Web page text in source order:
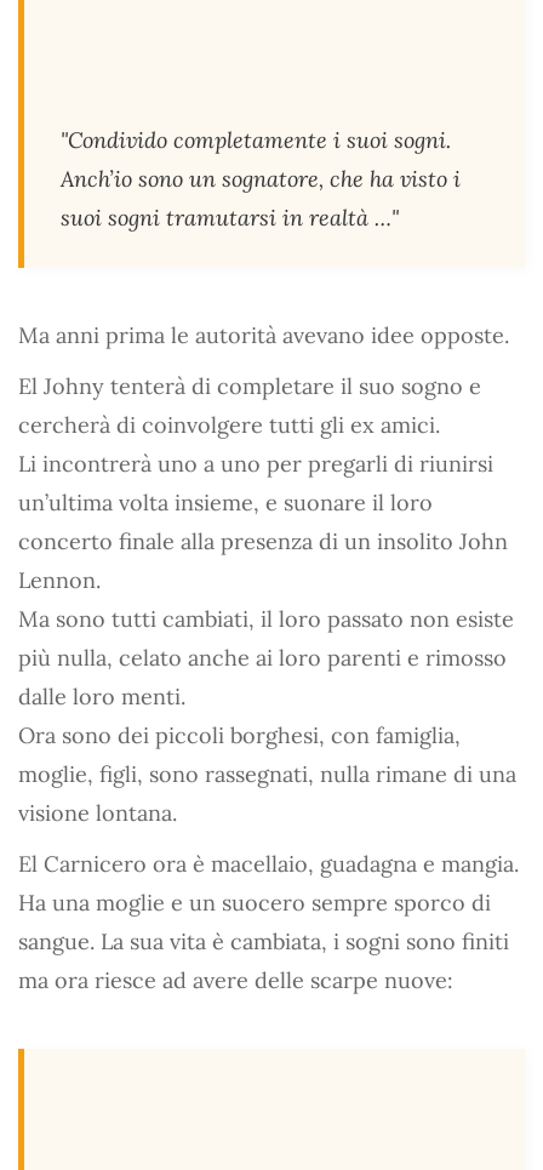
"Condivido completamente i suoi sogni.
Anch’io sono un sognatore, che ha visto i
suoi sogni tramutarsi in realtà …"
Ma anni prima le autorità avevano idee opposte.
El Johny tenterà di completare il suo sogno e
cercherà di coinvolgere tutti gli ex amici.
Li incontrerà uno a uno per pregarli di riunirsi
un’ultima volta insieme, e suonare il loro
concerto finale alla presenza di un insolito John
Lennon.
Ma sono tutti cambiati, il loro passato non esiste
più nulla, celato anche ai loro parenti e rimosso
dalle loro menti.
Ora sono dei piccoli borghesi, con famiglia,
moglie, figli, sono rassegnati, nulla rimane di una
visione lontana.
El Carnicero ora è macellaio, guadagna e mangia.
Ha una moglie e un suocero sempre sporco di
sangue. La sua vita è cambiata, i sogni sono finiti
ma ora riesce ad avere delle scarpe nuove: